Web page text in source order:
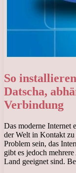
So
Datscha,
Verbindung
Das moderne Internet
der Welt in Kontakt zu
Problem sein, das
gibt es jedoch
Land geeignet sind.